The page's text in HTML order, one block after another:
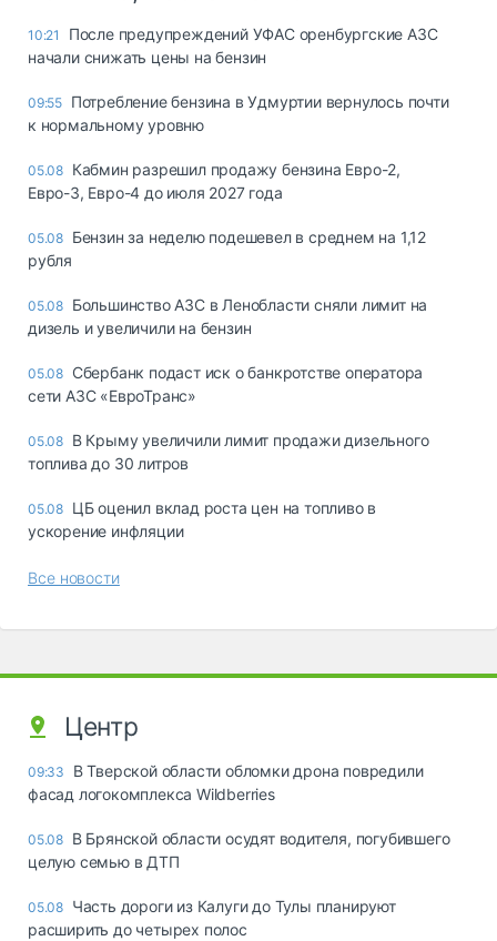
10:21
После предупреждений УФАС оренбургские АЗС
начали снижать цены на бензин
09:55 Потребление бензина в Удмуртии вернулось почти
к нормальному уровню
05.08 Кабмин разрешил продажу бензина Евро-2,
Евро-3, Евро-4 до июля 2027 года
05.08 Бензин за неделю подешевел в среднем на 1,12
рубля
05.08 Большинство АЗС в Ленобласти сняли лимит на
дизель и увеличили на бензин
05.08 Сбербанк подаст иск о банкротстве оператора
сети АЗС «ЕвроТранс»
05.08 В Крыму увеличили лимит продажи дизельного
топлива до 30 литров
05.08 ЦБ оценил вклад роста цен на топливо в
ускорение инфляции
Все новости
Центр
09:33
В Тверской области обломки дрона повредили
фасад логокомплекса Wildberries
05.08 В Брянской области осудят водителя, погубившего
целую семью в ДТП
05.08 Часть дороги из Калуги до Тулы планируют
расширить до четырех полос